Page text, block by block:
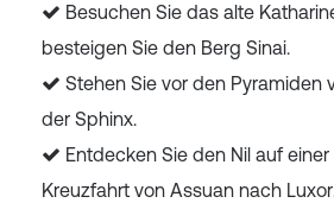
Besuchen Sie das alte
besteigen Sie den Berg Sinai.
Stehen Sie vor den Pyramiden
der Sphinx.
Entdecken Sie den Nil auf
Kreuzfahrt von Assuan nach